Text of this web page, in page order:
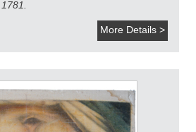
1781.
More Details >